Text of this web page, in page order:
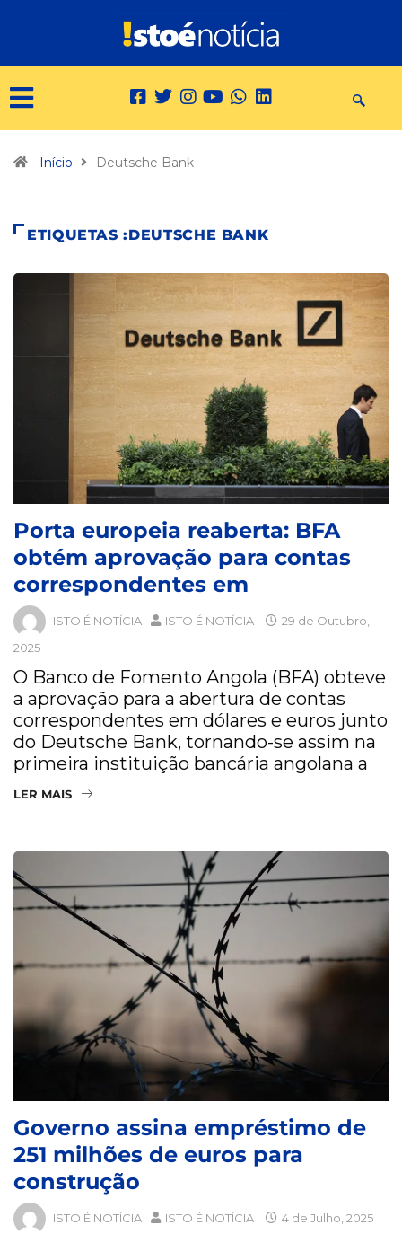
Início Deutsche Bank
ETIQUETAS :DEUTSCHE BANK
Porta europeia reaberta: BFA
obtém aprovação para contas
correspondentes em
ISTO É NOTÍCIA ISTO É NOTÍCIA
29 de Outubro,
2025
O Banco de Fomento Angola (BFA) obteve
a aprovação para a abertura de contas
correspondentes em dólares e euros junto
do Deutsche Bank, tornando-se assim na
primeira instituição bancária angolana a
LER MAIS
Governo assina empréstimo de
251 milhões de euros para
construção
ISTO É NOTÍCIA ISTO É NOTÍCIA 4 de Julho, 2025